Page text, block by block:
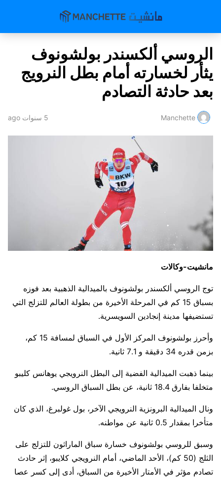
الروسي ألكسندر بولشونوف
يثأر لخسارته أمام بطل النرويج
بعد حادثة التصادم
Manchette 5 سنوات ago
مانشيت-وكالات
توج الروسي ألكسندر بولشونوف بالميدالية الذهبية بعد فوزه
بسباق 15 كم في المرحلة الأخيرة من بطولة العالم للتزلج التي
تستضيفها مدينة إنجادين السويسرية.
وأحرز بولشونوف المركز الأول في السباق لمسافة 15 كم،
بزمن قدره 34 دقيقة و 7.1 ثانية.
بينما ذهبت الميدالية الفضية إلى البطل النرويجي يوهانس كليبو
متخلفا بفارق 18.4 ثانية، عن بطل السباق الروسي.
ونال الميدالية البرونزية النرويجي الآخر، بول غولبرغ، الذي كان
متأخرا بمقدار 0.5 ثانية عن مواطنه.
وسبق للروسي بولشونوف خسارة سباق الماراثون للتزلج على
الثلج (50 كم)، الأحد الماضي، أمام النرويجي كلايبو، إثر حادث
تصادم مؤثر في الأمتار الأخيرة من السباق، أدى إلى كسر عصا